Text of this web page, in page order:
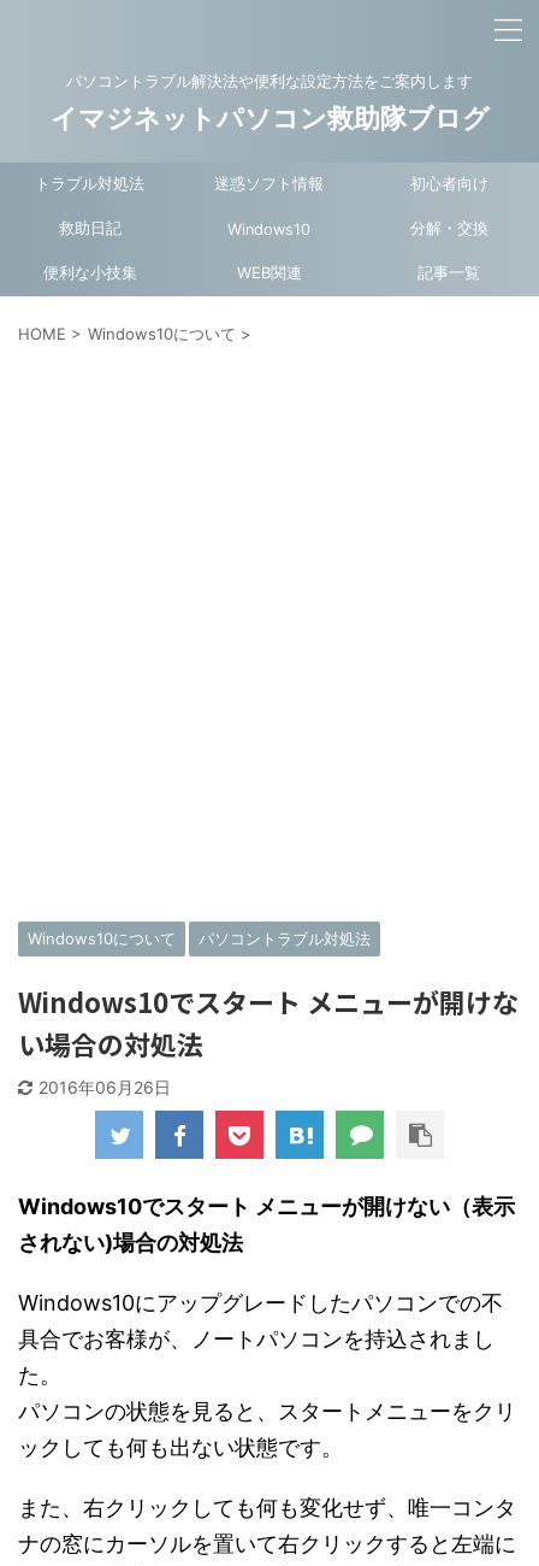
パソコントラブル解決法や便利な設定方法をご案内します
イマジネットパソコン救助隊ブログ
トラブル対処法 迷惑ソフト情報 初心者向け
救助日記 Windows10 分解・交換
便利な小技集 WEB関連 記事一覧
HOME > Windows10について >
Windows10について パソコントラブル対処法
Windows10でスタート メニューが開けな
い場合の対処法
2016年06月26日
Windows10でスタート メニューが開けない（表示
されない)場合の対処法
Windows10にアップグレードしたパソコンでの不
具合でお客様が、ノートパソコンを持込されまし
た。
パソコンの状態を見ると、スタートメニューをクリ
ックしても何も出ない状態です。
また、右クリックしても何も変化せず、唯一コンタ
ナの窓にカーソルを置いて右クリックすると左端に